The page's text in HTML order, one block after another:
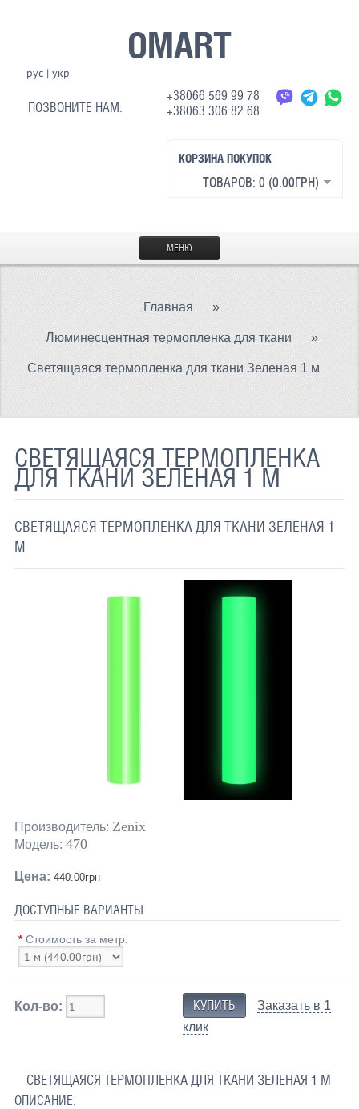
OMART
рус| укр
ПОЗВОНИТЕ НАМ:
+38066 569 99 78
+38063 306 82 68
КОРЗИНА ПОКУПОК
ТОВАРОВ: 0 (0.00ГРН)
МЕНЮ
МАТЕРИАЛЫ
СВЕТООТРАЖАЮЩАЯ ТКАНЬ
ТЕРМОХРОМНАЯ ТКАНЬ
СВЕТООТРАЖАЮЩИЕ ДОРОЖНЫЕ ЗНАКИ
Главная »
Люминесцентная термопленка для ткани »
Светящаяся термопленка для ткани Зеленая 1 м
СВЕТЯЩАЯСЯ ТЕРМОПЛЕНКА
ДЛЯ ТКАНИ ЗЕЛЕНАЯ 1 М
СВЕТЯЩАЯСЯ ТЕРМОПЛЕНКА ДЛЯ ТКАНИ ЗЕЛЕНАЯ 1
М
Производитель: Zenix
Модель: 470
Цена: 440.00грн
ДОСТУПНЫЕ ВАРИАНТЫ
* Стоимость за метр:
Кол-во:
Заказать в 1
клик
СВЕТЯЩАЯСЯ ТЕРМОПЛЕНКА ДЛЯ ТКАНИ ЗЕЛЕНАЯ 1 М
ОПИСАНИЕ: